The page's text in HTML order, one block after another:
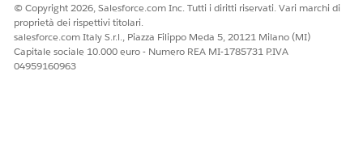
© Copyright 2026, Salesforce.com Inc. Tutti i diritti riservati. Vari marchi di
proprietà dei rispettivi titolari.
salesforce.com Italy S.r.l., Piazza Filippo Meda 5, 20121 Milano (MI)
Capitale sociale 10.000 euro - Numero REA MI-1785731 P.IVA
04959160963